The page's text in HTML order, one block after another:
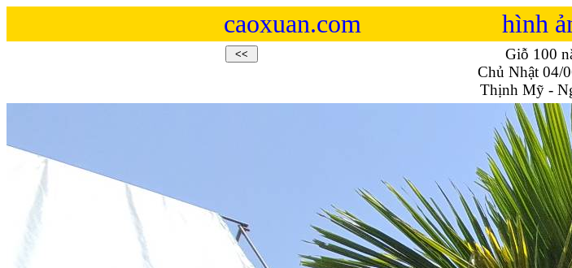
caoxuan.com hình
Giỗ 100
Chủ Nhật 04/
Thịnh Mỹ -